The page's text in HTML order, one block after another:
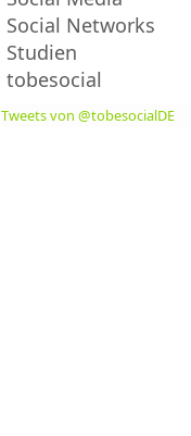
Social Networks
Studien
tobesocial
Tweets von @tobesocialDE